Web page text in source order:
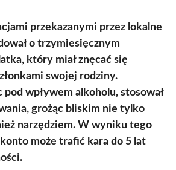
przekazanymi przez lokalne
o trzymiesięcznym
który miał znęcać się
swojej rodziny.
pod wpływem alkoholu, stosował
grożąc bliskim nie tylko
narzędziem. W wyniku tego
konto może trafić kara do 5 lat